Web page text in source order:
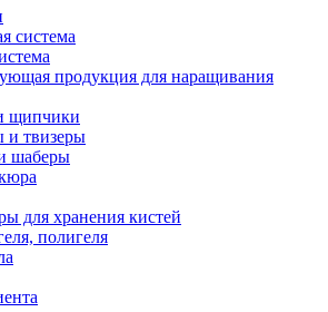
система
продукция для наращивания
щипчики
твизеры
шаберы
для хранения кистей
полигеля